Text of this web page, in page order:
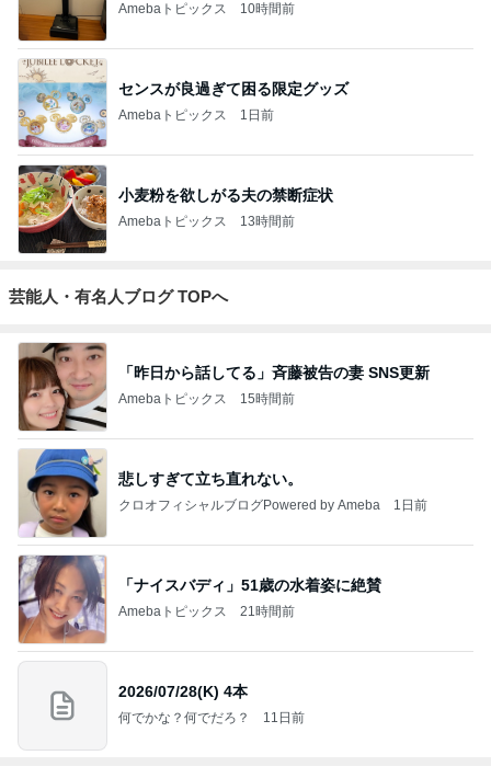
Amebaトピックス 10時間前
センスが良過ぎて困る限定グッズ
Amebaトピックス 1日前
小麦粉を欲しがる夫の禁断症状
Amebaトピックス 13時間前
芸能人・有名人ブログ TOPへ
「昨日から話してる」斉藤被告の妻 SNS更新
Amebaトピックス 15時間前
悲しすぎて立ち直れない。
クロオフィシャルブログPowered by Ameba 1日前
「ナイスバディ」51歳の水着姿に絶賛
Amebaトピックス 21時間前
2026/07/28(K) 4本
何でかな？何でだろ？ 11日前